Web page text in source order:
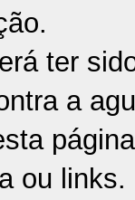
ter
a
ou links.